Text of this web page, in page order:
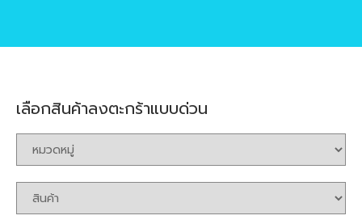
เลือกสินค้าลงตะกร้าแบบด่วน